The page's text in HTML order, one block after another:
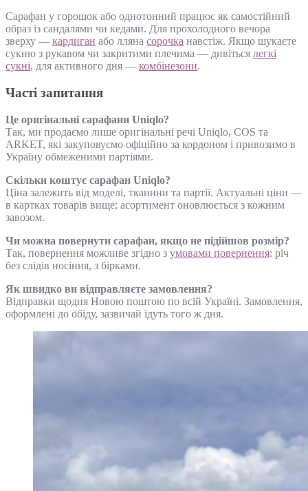
Сарафан у горошок або однотонний працює як самостійний
образ із сандалями чи кедами. Для прохолодного вечора
зверху — кардиган або лляна сорочка навстіж. Якщо шукаєте
сукню з рукавом чи закритими плечима — дивіться легкі
сукні, для активного дня — комбінезони.
Часті запитання
Це оригінальні сарафани Uniqlo?
Так, ми продаємо лише оригінальні речі Uniqlo, COS та
ARKET, які закуповуємо офіційно за кордоном і привозимо в
Україну обмеженими партіями.
Скільки коштує сарафан Uniqlo?
Ціна залежить від моделі, тканини та партії. Актуальні ціни —
в картках товарів вище; асортимент оновлюється з кожним
завозом.
Чи можна повернути сарафан, якщо не підійшов розмір?
Так, повернення можливе згідно з умовами повернення: річ
без слідів носіння, з бірками.
Як швидко ви відправляєте замовлення?
Відправки щодня Новою поштою по всій Україні. Замовлення,
оформлені до обіду, зазвичай їдуть того ж дня.